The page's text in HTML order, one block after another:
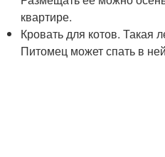
квартире.
Кровать для котов. Такая
Питомец может спать в